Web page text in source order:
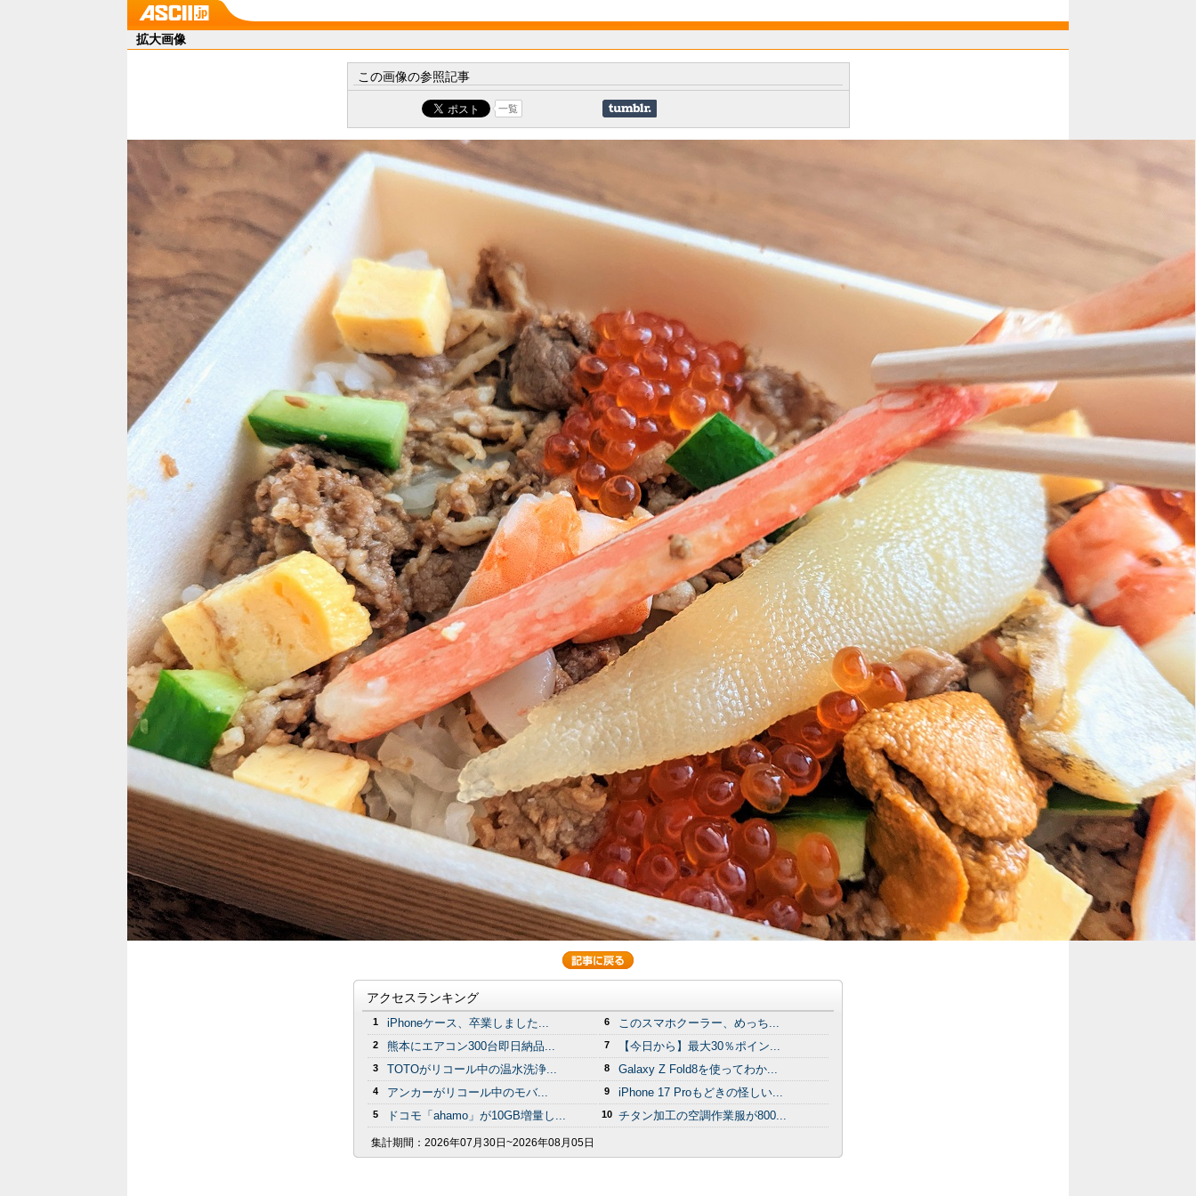
拡大画像
この画像の参照記事
一覧
アクセスランキング
1 iPhoneケース、卒業しました...
2 熊本にエアコン300台即日納品...
3 TOTOがリコール中の温水洗浄...
4 アンカーがリコール中のモバ...
5 ドコモ「ahamo」が10GB増量し...
6 このスマホクーラー、めっち...
7 【今日から】最大30％ポイン...
8 Galaxy Z Fold8を使ってわか...
9 iPhone 17 Proもどきの怪しい...
10 チタン加工の空調作業服が800...
集計期間： 2026年07月30日~2026年08月05日